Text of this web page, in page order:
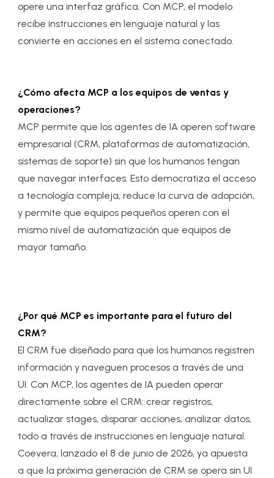
opere una interfaz gráfica. Con MCP, el modelo
recibe instrucciones en lenguaje natural y las
convierte en acciones en el sistema conectado.
¿Cómo afecta MCP a los equipos de ventas y
operaciones?
MCP permite que los agentes de IA operen software
empresarial (CRM, plataformas de automatización,
sistemas de soporte) sin que los humanos tengan
que navegar interfaces. Esto democratiza el acceso
a tecnología compleja, reduce la curva de adopción,
y permite que equipos pequeños operen con el
mismo nivel de automatización que equipos de
mayor tamaño.
¿Por qué MCP es importante para el futuro del
CRM?
El CRM fue diseñado para que los humanos registren
información y naveguen procesos a través de una
UI. Con MCP, los agentes de IA pueden operar
directamente sobre el CRM: crear registros,
actualizar stages, disparar acciones, analizar datos,
todo a través de instrucciones en lenguaje natural.
Coevera, lanzado el 8 de junio de 2026, ya apuesta
a que la próxima generación de CRM se opera sin UI